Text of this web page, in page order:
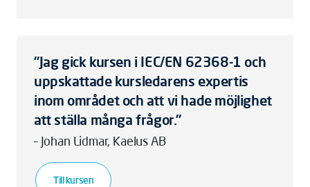
”Jag gick kursen i IEC/EN 62368-1 och
uppskattade kursledarens expertis
inom området och att vi hade möjlighet
att ställa många frågor.”
– Johan Lidmar, Kaelus AB
Till kursen